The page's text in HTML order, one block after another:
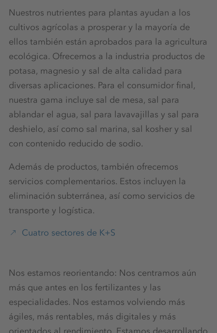
Nuestros nutrientes para plantas ayudan a los
cultivos agrícolas a prosperar y la mayoría de
ellos también están aprobados para la agricultura
ecológica. Ofrecemos a la industria productos de
potasa, magnesio y sal de alta calidad para
diversas aplicaciones. Para el consumidor final,
nuestra gama incluye sal de mesa, sal para
ablandar el agua, sal para lavavajillas y sal para
deshielo, así como sal marina, sal kosher y sal
con contenido reducido de sodio.
Además de productos, también ofrecemos
servicios complementarios. Estos incluyen la
eliminación subterránea, así como servicios de
transporte y logística.
Cuatro sectores de K+S
Nos estamos reorientando: Nos centramos aún
más que antes en los fertilizantes y las
especialidades. Nos estamos volviendo más
ágiles, más rentables, más digitales y más
orientados al rendimiento. Estamos desarrollando